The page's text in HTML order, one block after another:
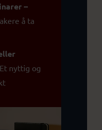
–
å ta
Et nyttig og